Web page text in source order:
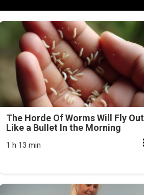
The Horde Of Worms Will Fly Out
Like a Bullet In the Morning
1 h 13 min